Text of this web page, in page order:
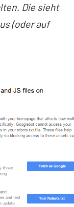
Die sieht
(oder auf